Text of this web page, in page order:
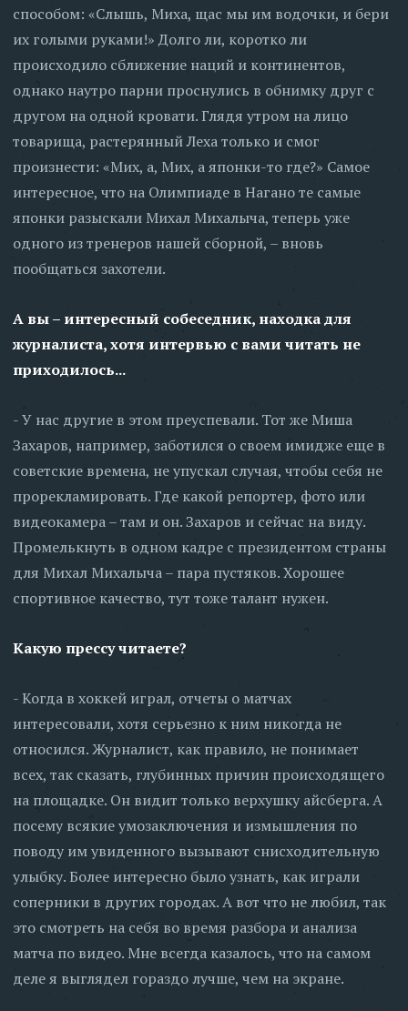
способом: «Слышь, Миха, щас мы им водочки, и бери
их голыми руками!» Долго ли, коротко ли
происходило сближение наций и континентов,
однако наутро парни проснулись в обнимку друг с
другом на одной кровати. Глядя утром на лицо
товарища, растерянный Леха только и смог
произнести: «Мих, а, Мих, а японки-то где?» Самое
интересное, что на Олимпиаде в Нагано те самые
японки разыскали Михал Михалыча, теперь уже
одного из тренеров нашей сборной, – вновь
пообщаться захотели.
А вы – интересный собеседник, находка для
журналиста, хотя интервью с вами читать не
приходилось...
- У нас другие в этом преуспевали. Тот же Миша
Захаров, например, заботился о своем имидже еще в
советские времена, не упускал случая, чтобы себя не
прорекламировать. Где какой репортер, фото или
видеокамера – там и он. Захаров и сейчас на виду.
Промелькнуть в одном кадре с президентом страны
для Михал Михалыча – пара пустяков. Хорошее
спортивное качество, тут тоже талант нужен.
Какую прессу читаете?
- Когда в хоккей играл, отчеты о матчах
интересовали, хотя серьезно к ним никогда не
относился. Журналист, как правило, не понимает
всех, так сказать, глубинных причин происходящего
на площадке. Он видит только верхушку айсберга. А
посему всякие умозаключения и измышления по
поводу им увиденного вызывают снисходительную
улыбку. Более интересно было узнать, как играли
соперники в других городах. А вот что не любил, так
это смотреть на себя во время разбора и анализа
матча по видео. Мне всегда казалось, что на самом
деле я выглядел гораздо лучше, чем на экране.